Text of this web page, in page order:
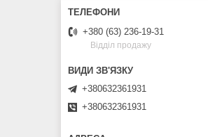
+380 (63) 236-19-31
Відділ продажу
+380632361931
+380632361931